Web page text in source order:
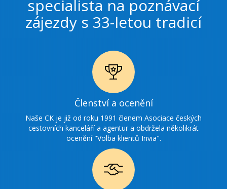
specialista na poznávací
zájezdy s 33-letou tradicí
Ikonka
ocenění
Členství a ocenění
Naše CK je již od roku 1991 členem Asociace českých
cestovních kanceláří a agentur a obdržela několikrát
ocenění "Volba klientů Invia".